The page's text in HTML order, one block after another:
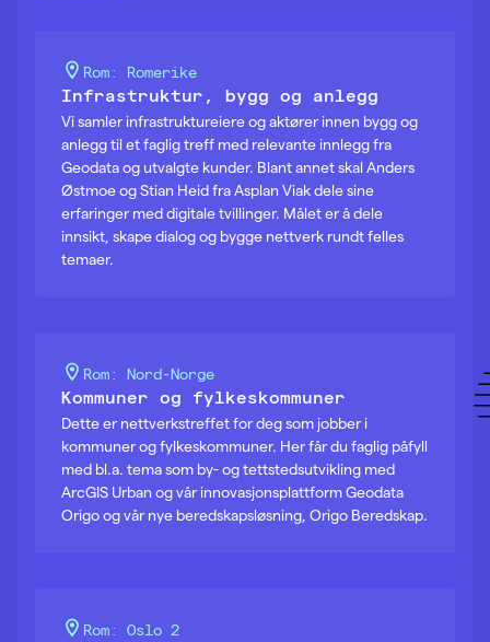
Infrastruktur, bygg og anlegg
Vi samler infrastruktureiere og aktører innen bygg og
anlegg til et faglig treff med relevante innlegg fra
Geodata og utvalgte kunder. Blant annet skal Anders
Østmoe og Stian Heid fra Asplan Viak dele sine
erfaringer med digitale tvillinger. Målet er å dele
innsikt, skape dialog og bygge nettverk rundt felles
temaer.
Rom: Romerike
Kommuner og fylkeskommuner
Dette er nettverkstreffet for deg som jobber i
kommuner og fylkeskommuner. Her får du faglig påfyll
med bl.a. tema som by- og tettstedsutvikling med
ArcGIS Urban og vår innovasjonsplattform Geodata
Origo og vår nye beredskapsløsning, Origo Beredskap.
Rom: Nord-Norge
Rom: Oslo 2